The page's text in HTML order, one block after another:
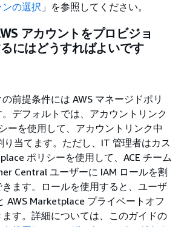
ンの選択 」を参照してください。
アカウントをプロビジョ
にはどうすればよいです
前提条件には AWS マネージドポリ
デフォルトでは、アカウントリンク
ーを使用して、アカウントリンク中
り当てます。ただし、IT 管理者はカス
ポリシーを使用して、ACE チーム
Central ユーザーに IAM ロールを割
ます。ロールを使用すると、ユーザ
AWS Marketplace プライベートオフ
す。詳細については、このガイドの